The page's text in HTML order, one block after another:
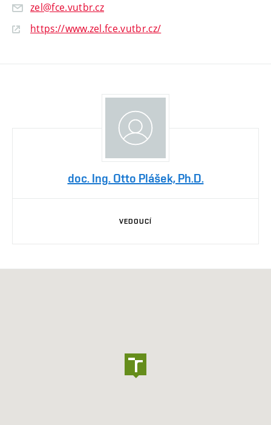
zel@fce.vutbr.cz
https://www.zel.fce.vutbr.cz/
doc. Ing. Otto Plášek, Ph.D.
VEDOUCÍ